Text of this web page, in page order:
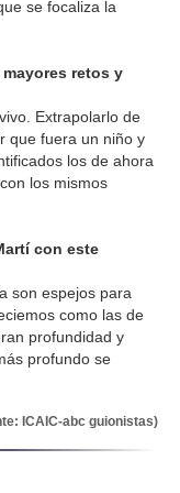
se focaliza la
retos y
Extrapolarlo de
que fuera un niño y
los de ahora
los mismos
con este
son espejos para
como las de
profundidad y
profundo se
ICAIC-abc guionistas)